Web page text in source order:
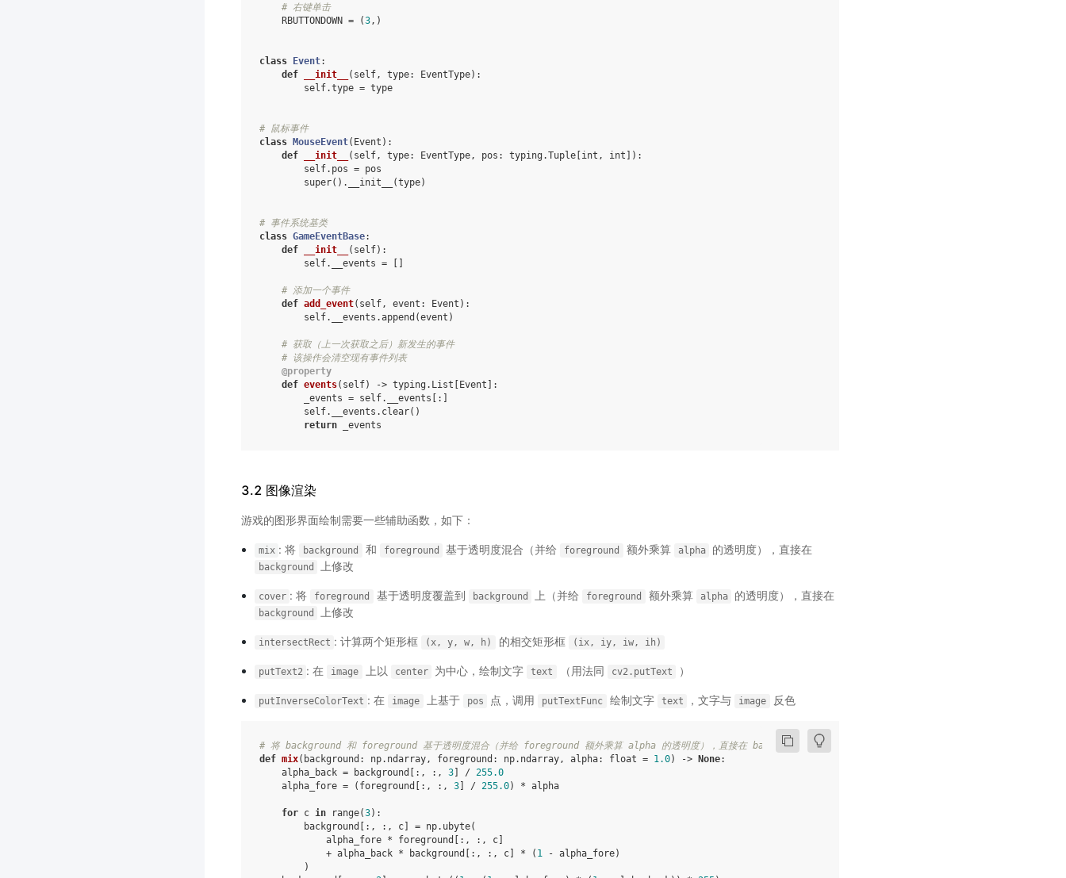
# 右键单击
RBUTTONDOWN = (3 ,)
class Event:
def
__init__ ( self , type: EventType):
self.type = type
# 鼠标事件
class MouseEvent( Event ):
def
__init__ ( self , type: EventType , pos : typing .Tuple [int , int ] ):
self. pos = pos
super() . __init__ (type)
# 事件系统基类
class GameEventBase:
def
__init__ ( self):
self. __events = []
# 添加一个事件
def add_event( self , event : Event ):
self. __events .append (event )
# 获取（上一次获取之后）新发生的事件
# 该操作会清空现有事件列表
@property
def events( self) -> typing . List [Event ]:
_events = self. __events [:]
self. __events . clear()
return
_events
3.2 图像渲染
游戏的图形界面绘制需要一些辅助函数，如下：
mix : 将 background 和 foreground 基于透明度混合（并给 foreground 额外乘算 alpha 的透明度），直接在
background 上修改
cover : 将 foreground 基于透明度覆盖到 background 上（并给 foreground 额外乘算 alpha 的透明度），直接在
background 上修改
intersectRect : 计算两个矩形框 (x, y, w, h) 的相交矩形框 (ix, iy, iw, ih)
putText2 : 在 image 上以 center 为中心，绘制文字 text （用法同 cv2.putText ）
putInverseColorText : 在 image 上基于 pos 点，调用 putTextFunc 绘制文字 text ，文字与 image 反色
# 将 background 和 foreground 基于透明度混合（并给 foreground 额外乘算 alpha 的透明度），直接在 background 上修改
def mix( background : np. ndarray, foreground : np. ndarray, alpha: float = 1.0) -> None:
alpha_back = background [:, :, 3 / 255.0
alpha_fore = ( foreground [:, :, 3 / 255.0) * alpha
for c in range(3):
background
[:, :, c = np. ubyte(
alpha_fore * foreground [:, :, c
+ alpha_back * background [:, :, c * ( 1 - alpha_fore)
)